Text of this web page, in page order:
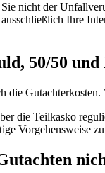
nicht der
Ihre
50/50 und
die
die Teilkasko
Vorgehensweise